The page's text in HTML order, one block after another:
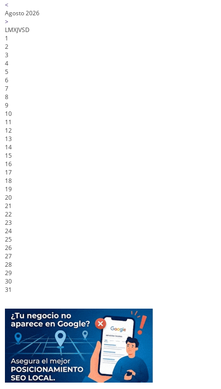
<
Agosto 2026
>
LMXJVSD
1
2
3
4
5
6
7
8
9
10
11
12
13
14
15
16
17
18
19
20
21
22
23
24
25
26
27
28
29
30
31